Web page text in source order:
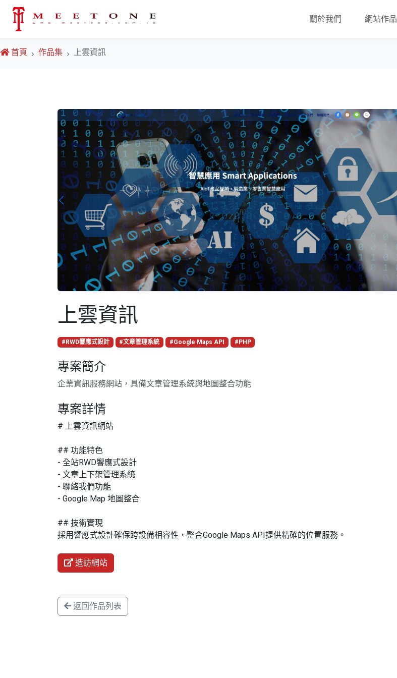
關於我們
About 網站作品
Design
首頁 作品集 上雲資訊
上雲資訊
#RWD響應式設計 #文章管理系統 #Google Maps API #PHP
專案簡介
企業資訊服務網站，具備文章管理系統與地圖整合功能
專案詳情
# 上雲資訊網站
## 功能特色
- 全站RWD響應式設計
- 文章上下架管理系統
- 聯絡我們功能
- Google Map 地圖整合
## 技術實現
採用響應式設計確保跨設備相容性，整合Google Maps API提供精確的位置服務。
造訪網站
返回作品列表